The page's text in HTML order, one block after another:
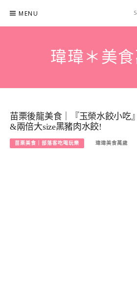
content
MENU
瑋瑋＊美
苗栗後龍美食｜『玉榮水餃小吃
&兩倍大size黑豬肉水餃!
苗栗美食｜部落客吃喝玩樂 瑋瑋美食萬歲